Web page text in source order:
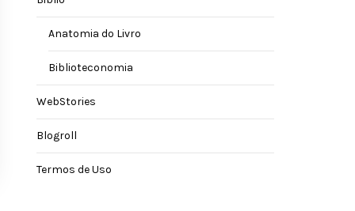
Anatomia do Livro
Biblioteconomia
WebStories
Blogroll
Termos de Uso